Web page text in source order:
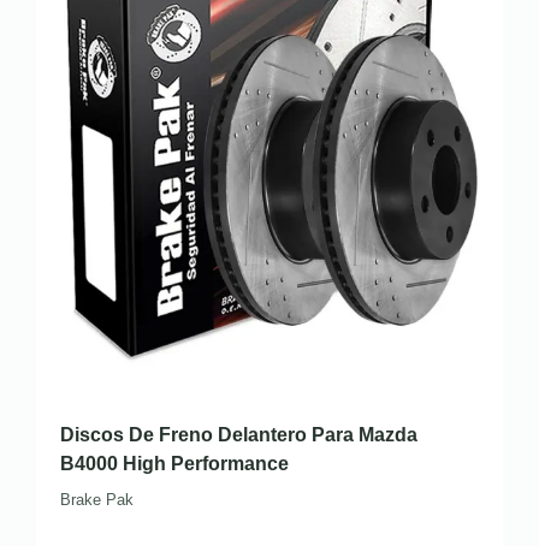
Discos De Freno Delantero Para Mazda
B4000 High Performance
Brake Pak